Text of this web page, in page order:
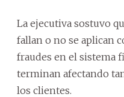
La ejecutiva sostuvo
fallan o no se aplican
fraudes en el sistema
terminan afectando
los clientes.